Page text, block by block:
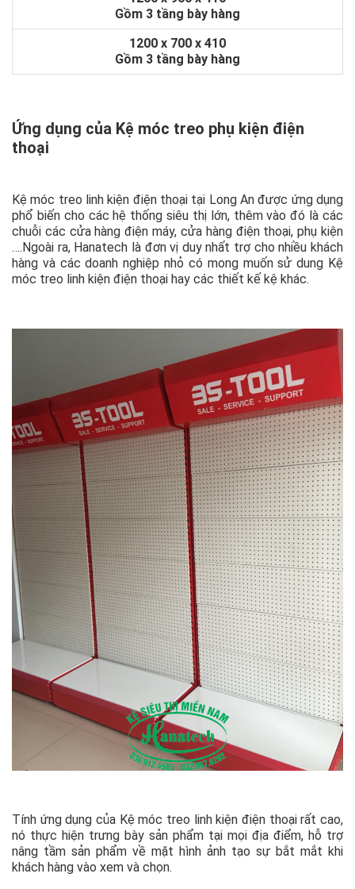
Gồm 3 tầng bày hàng
1200 x 700 x 410
Gồm 3 tầng bày hàng
Ứng dụng của Kệ móc treo phụ kiện điện
thoại
Kệ móc treo linh kiện điện thoại tại Long An được ứng dụng
phổ biến cho các hệ thống siêu thị lớn, thêm vào đó là các
chuỗi các cửa hàng điện máy, cửa hàng điện thoại, phụ kiện
….Ngoài ra, Hanatech là đơn vị duy nhất trợ cho nhiều khách
hàng và các doanh nghiệp nhỏ có mong muốn sử dung Kệ
móc treo linh kiện điện thoại hay các thiết kế kệ khác.
Tính ứng dụng của Kệ móc treo linh kiện điện thoại rất cao,
nó thực hiện trưng bày sản phẩm tại mọi địa điểm, hỗ trợ
nâng tầm sản phẩm về mặt hình ảnh tạo sự bắt mắt khi
khách hàng vào xem và chọn.